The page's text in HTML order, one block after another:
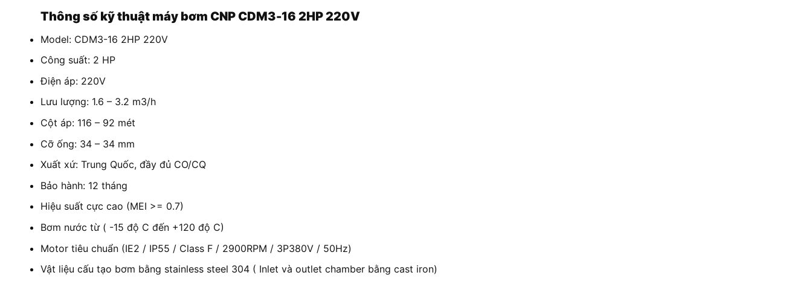
Thông số kỹ thuật máy bơm CNP CDM3-16 2HP 220V
Model: CDM3-16 2HP 220V
Công suất: 2 HP
Điện áp: 220V
Lưu lượng: 1.6 – 3.2 m3/h
Cột áp: 116 – 92 mét
Cỡ ống: 34 – 34 mm
Xuất xứ: Trung Quốc, đầy đủ CO/CQ
Bảo hành: 12 tháng
Hiệu suất cực cao (MEI >= 0.7)
Bơm nước từ ( -15 độ C đến +120 độ C)
Motor tiêu chuẩn (IE2 / IP55 / Class F / 2900RPM / 3P380V / 50Hz)
Vật liệu cấu tạo bơm bằng stainless steel 304 ( Inlet và outlet chamber bằng cast iron)